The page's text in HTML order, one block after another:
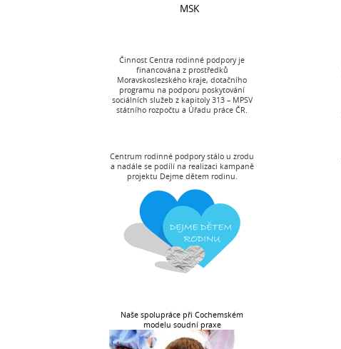
MSK
Činnost Centra rodinné podpory je
financována z prostředků
Moravskoslezského kraje, dotačního
programu na podporu poskytování
sociálních služeb z kapitoly 313 – MPSV
státního rozpočtu a Úřadu práce ČR.
Centrum rodinné podpory stálo u zrodu
a nadále se podílí na realizaci kampaně
projektu Dejme dětem rodinu.
Naše spolupráce při Cochemském
modelu soudní praxe